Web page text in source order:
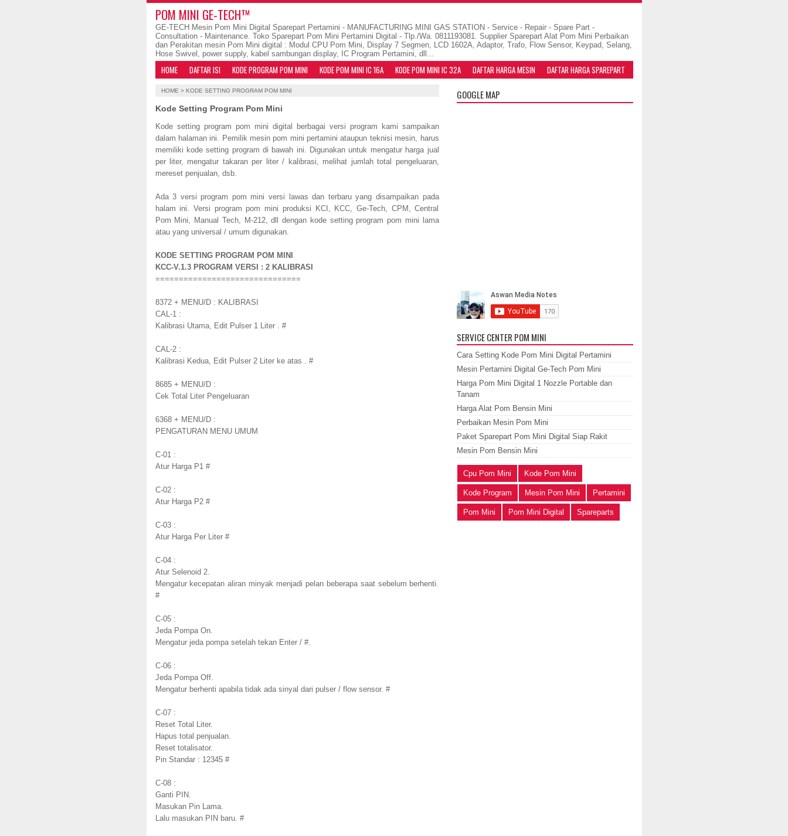
POM MINI GE-TECH™
GE-TECH Mesin Pom Mini Digital Sparepart Pertamini - MANUFACTURING MINI GAS STATION - Service - Repair - Spare Part -
Consultation - Maintenance. Toko Sparepart Pom Mini Pertamini Digital - Tlp./Wa. 0811193081. Supplier Sparepart Alat Pom Mini Perbaikan
dan Perakitan mesin Pom Mini digital : Modul CPU Pom Mini, Display 7 Segmen, LCD 1602A, Adaptor, Trafo, Flow Sensor, Keypad, Selang,
Hose Swivel, power supply, kabel sambungan display, IC Program Pertamini, dll...
HOME DAFTAR ISI KODE PROGRAM POM MINI KODE POM MINI IC 16A KODE POM MINI IC 32A DAFTAR HARGA MESIN DAFTAR HARGA SPAREPART
HOME > KODE SETTING PROGRAM POM MINI
Kode Setting Program Pom Mini
Kode setting program pom mini digital berbagai versi program kami sampaikan
dalam halaman ini. Pemilik mesin pom mini pertamini ataupun teknisi mesin, harus
memiliki kode setting program di bawah ini. Digunakan untuk mengatur harga jual
per liter, mengatur takaran per liter / kalibrasi, melihat jumlah total pengeluaran,
mereset penjualan, dsb.
Ada 3 versi program pom mini versi lawas dan terbaru yang disampaikan pada
halam ini. Versi program pom mini produksi KCI, KCC, Ge-Tech, CPM, Central
Pom Mini, Manual Tech, M-212, dll dengan kode setting program pom mini lama
atau yang universal / umum digunakan.
KODE SETTING PROGRAM POM MINI
KCC-V.1.3 PROGRAM VERSI : 2 KALIBRASI
===============================
8372 + MENU/D : KALIBRASI
CAL-1 :
Kalibrasi Utama, Edit Pulser 1 Liter . #
CAL-2 :
Kalibrasi Kedua, Edit Pulser 2 Liter ke atas . #
8685 + MENU/D :
Cek Total Liter Pengeluaran
6368 + MENU/D :
PENGATURAN MENU UMUM
C-01 :
Atur Harga P1 #
C-02 :
Atur Harga P2 #
C-03 :
Atur Harga Per Liter #
C-04 :
Atur Selenoid 2.
Mengatur kecepatan aliran minyak menjadi pelan beberapa saat sebelum berhenti.
#
C-05 :
Jeda Pompa On.
Mengatur jeda pompa setelah tekan Enter / #.
C-06 :
Jeda Pompa Off.
Mengatur berhenti apabila tidak ada sinyal dari pulser / flow sensor. #
C-07 :
Reset Total Liter.
Hapus total penjualan.
Reset totalisator.
Pin Standar : 12345 #
C-08 :
Ganti PIN.
Masukan Pin Lama.
Lalu masukan PIN baru. #
GOOGLE MAP
SERVICE CENTER POM MINI
Cara Setting Kode Pom Mini Digital Pertamini
Mesin Pertamini Digital Ge-Tech Pom Mini
Harga Pom Mini Digital 1 Nozzle Portable dan
Tanam
Harga Alat Pom Bensin Mini
Perbaikan Mesin Pom Mini
Paket Sparepart Pom Mini Digital Siap Rakit
Mesin Pom Bensin Mini
Cpu Pom Mini Kode Pom Mini
Kode Program Mesin Pom Mini Pertamini
Pom Mini Pom Mini Digital Spareparts